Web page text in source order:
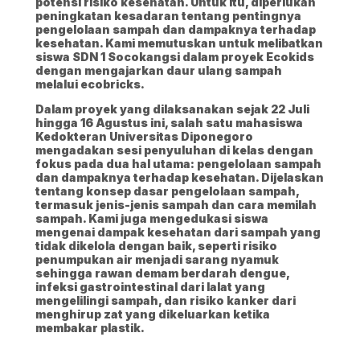
peningkatan kesadaran tentang pentingnya
pengelolaan sampah dan dampaknya terhadap
kesehatan. Kami memutuskan untuk melibatkan
siswa SDN 1 Socokangsi dalam proyek Ecokids
dengan mengajarkan daur ulang sampah
melalui ecobricks.
Dalam proyek yang dilaksanakan sejak 22 Juli
hingga 16 Agustus ini, salah satu mahasiswa
Kedokteran Universitas Diponegoro
mengadakan sesi penyuluhan di kelas dengan
fokus pada dua hal utama: pengelolaan sampah
dan dampaknya terhadap kesehatan. Dijelaskan
tentang konsep dasar pengelolaan sampah,
termasuk jenis-jenis sampah dan cara memilah
sampah. Kami juga mengedukasi siswa
mengenai dampak kesehatan dari sampah yang
tidak dikelola dengan baik, seperti risiko
penumpukan air menjadi sarang nyamuk
sehingga rawan demam berdarah dengue,
infeksi gastrointestinal dari lalat yang
mengelilingi sampah, dan risiko kanker dari
menghirup zat yang dikeluarkan ketika
membakar plastik.